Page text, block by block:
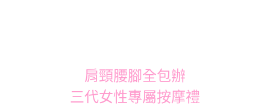
肩頸腰腳全包辦
三代女性專屬按摩禮